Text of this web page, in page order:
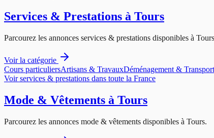
Services & Prestations à Tours
Parcourez les annonces services & prestations disponibles à Tours
Voir la catégorie
Cours particuliersArtisans & TravauxDéménagement & Transport
Voirservices & prestations dans toute la France
Mode & Vêtements à Tours
Parcourez les annonces mode & vêtements disponibles à Tours.